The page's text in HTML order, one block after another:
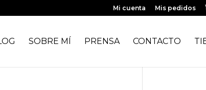
Mi cuenta Mis pedidos
SOBRE MÍ PRENSA CONTACTO